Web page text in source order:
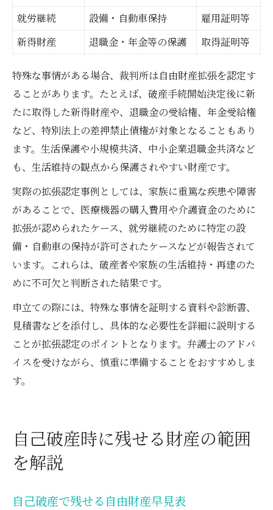
就労継続
設備・自動車保持
雇用証明等
新得財産
退職金・年金等の保護 取得証明等
特殊な事情がある場合、裁判所は自由財産拡張を認定す
ることがあります。たとえば、破産手続開始決定後に新
たに取得した新得財産や、退職金の受給権、年金受給権
など、特別法上の差押禁止債権が対象となることもあり
ます。生活保護や小規模共済、中小企業退職金共済など
も、生活維持の観点から保護されやすい財産です。
実際の拡張認定事例としては、家族に重篤な疾患や障害
があることで、医療機器の購入費用や介護資金のために
拡張が認められたケース、就労継続のために特定の設
備・自動車の保持が許可されたケースなどが報告されて
います。これらは、破産者や家族の生活維持・再建のた
めに不可欠と判断された結果です。
申立ての際には、特殊な事情を証明する資料や診断書、
見積書などを添付し、具体的な必要性を詳細に説明する
ことが拡張認定のポイントとなります。弁護士のアドバ
イスを受けながら、慎重に準備することをおすすめしま
す。
自己破産時に残せる財産の範囲
を解説
自己破産で残せる自由財産早見表